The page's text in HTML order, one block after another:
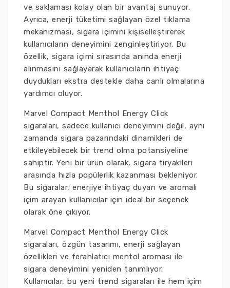
ve saklaması kolay olan bir avantaj sunuyor.
Ayrıca, enerji tüketimi sağlayan özel tıklama
mekanizması, sigara içimini kişiselleştirerek
kullanıcıların deneyimini zenginleştiriyor. Bu
özellik, sigara içimi sırasında anında enerji
alınmasını sağlayarak kullanıcıların ihtiyaç
duydukları ekstra destekle daha canlı olmalarına
yardımcı oluyor.
Marvel Compact Menthol Energy Click
sigaraları, sadece kullanıcı deneyimini değil, aynı
zamanda sigara pazarındaki dinamikleri de
etkileyebilecek bir trend olma potansiyeline
sahiptir. Yeni bir ürün olarak, sigara tiryakileri
arasında hızla popülerlik kazanması bekleniyor.
Bu sigaralar, enerjiye ihtiyaç duyan ve aromalı
içim arayan kullanıcılar için ideal bir seçenek
olarak öne çıkıyor.
Marvel Compact Menthol Energy Click
sigaraları, özgün tasarımı, enerji sağlayan
özellikleri ve ferahlatıcı mentol aroması ile
sigara deneyimini yeniden tanımlıyor.
Kullanıcılar, bu yeni trend sigaraları ile hem içim